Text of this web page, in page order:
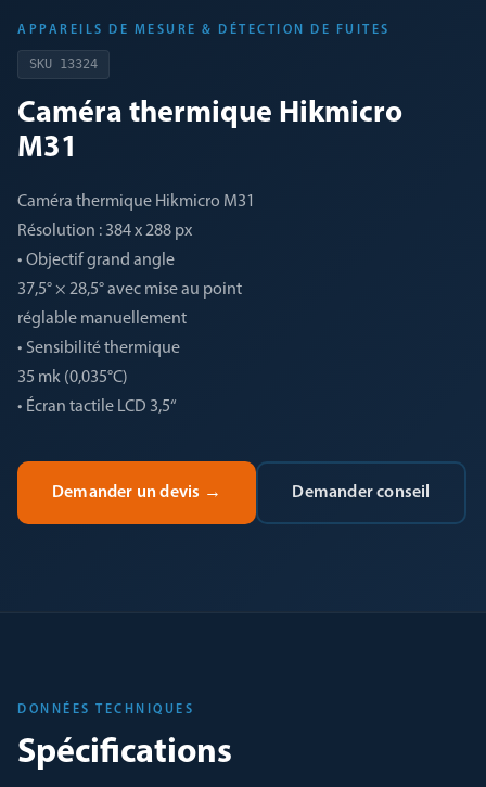
APPAREILS DE MESURE & DÉTECTION DE FUITES
SKU 13324
Caméra thermique Hikmicro
M31
Caméra thermique Hikmicro M31
Résolution : 384 x 288 px
• Objectif grand angle
37,5° × 28,5° avec mise au point
réglable manuellement
• Sensibilité thermique
35 mk (0,035°C)
• Écran tactile LCD 3,5“
Demander un devis → Demander conseil
DONNÉES TECHNIQUES
Spécifications